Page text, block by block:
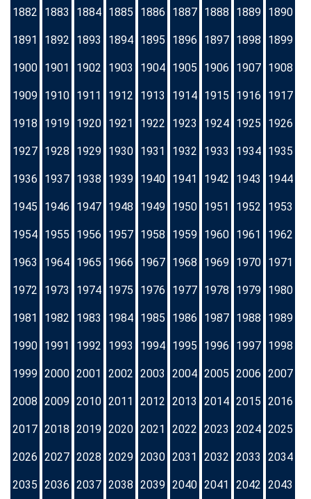
1882 1883 1884 1885 1886 1887 1888 1889 1890
1891 1892 1893 1894 1895 1896 1897 1898 1899
1900 1901 1902 1903 1904 1905 1906 1907 1908
1909 1910 1911 1912 1913 1914 1915 1916 1917
1918 1919 1920 1921 1922 1923 1924 1925 1926
1927 1928 1929 1930 1931 1932 1933 1934 1935
1936 1937 1938 1939 1940 1941 1942 1943 1944
1945 1946 1947 1948 1949 1950 1951 1952 1953
1954 1955 1956 1957 1958 1959 1960 1961 1962
1963 1964 1965 1966 1967 1968 1969 1970 1971
1972 1973 1974 1975 1976 1977 1978 1979 1980
1981 1982 1983 1984 1985 1986 1987 1988 1989
1990 1991 1992 1993 1994 1995 1996 1997 1998
1999 2000 2001 2002 2003 2004 2005 2006 2007
2008 2009 2010 2011 2012 2013 2014 2015 2016
2017 2018 2019 2020 2021 2022 2023 2024 2025
2026 2027 2028 2029 2030 2031 2032 2033 2034
2035 2036 2037 2038 2039 2040 2041 2042 2043